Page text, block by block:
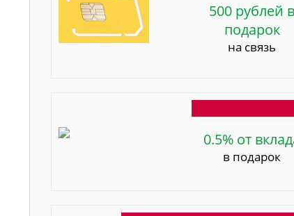
500 рублей в
подарок
на связь
0.5% от
в подарок